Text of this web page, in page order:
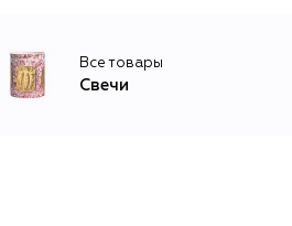
Все товары
Свечи